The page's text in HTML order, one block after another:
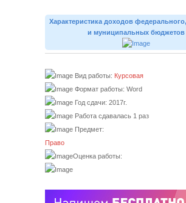
Характеристика доходов
и муниципальных бюджетов
Вид работы: Курсовая
Формат работы: Word
Год сдачи: 2017г.
Работа сдавалась 1 раз
Предмет:
Право
Оценка работы: